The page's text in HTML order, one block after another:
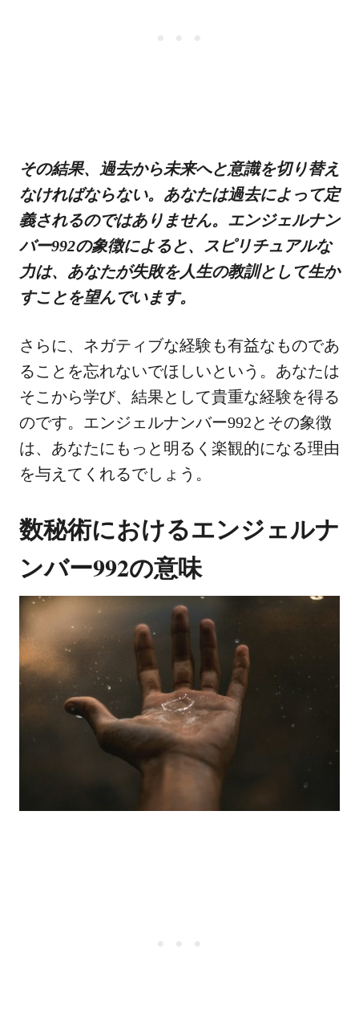
その結果、過去から未来へと意識を切り替え
なければならない。あなたは過去によって定
義されるのではありません。エンジェルナン
バー992の象徴によると、スピリチュアルな
力は、あなたが失敗を人生の教訓として生か
すことを望んでいます。
さらに、ネガティブな経験も有益なものであ
ることを忘れないでほしいという。あなたは
そこから学び、結果として貴重な経験を得る
のです。エンジェルナンバー992とその象徴
は、あなたにもっと明るく楽観的になる理由
を与えてくれるでしょう。
数秘術におけるエンジェルナ
ンバー992の意味